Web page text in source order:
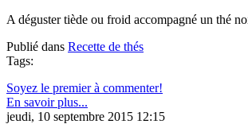
A déguster tiède ou froid accompagné un thé
Publié dans Recette de thés
Tags:
Soyez le premier à commenter!
En savoir plus...
jeudi, 10 septembre 2015 12:15